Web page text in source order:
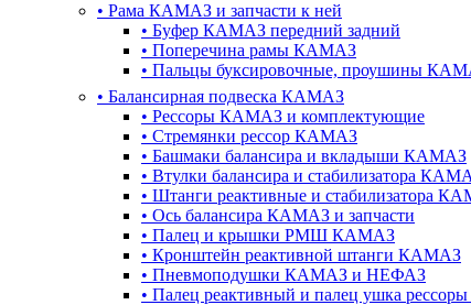
• Рама КАМАЗ и запчасти к ней
• Буфер КАМАЗ передний задний
• Поперечина рамы КАМАЗ
• Пальцы буксировочные, проушины
• Балансирная подвеска КАМАЗ
• Рессоры КАМАЗ и комплектующие
• Стремянки рессор КАМАЗ
• Башмаки балансира и вкладыши КАМАЗ
• Втулки балансира и стабилизатора
• Штанги реактивные и стабилизатора
• Ось балансира КАМАЗ и запчасти
• Палец и крышки РМШ КАМАЗ
• Кронштейн реактивной штанги КАМАЗ
• Пневмоподушки КАМАЗ и НЕФАЗ
• Палец реактивный и палец ушка